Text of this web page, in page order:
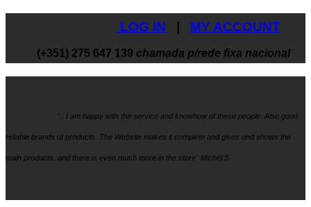
LOG IN MY ACCOUNT
(+351) 275 647 139 chamada p/rede fixa nacional
".. I am happy with the service and knowhow of these people. Also good
reliable brands of products. The Website makes it complete and gives and shows the
main products, and there is even much more in the store" Michël S